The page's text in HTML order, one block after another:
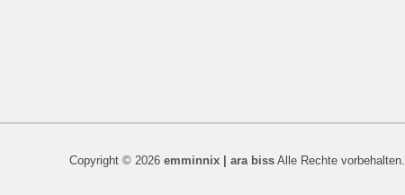
Copyright © 2026 emminnix | ara biss Alle Rechte vorbehalten.